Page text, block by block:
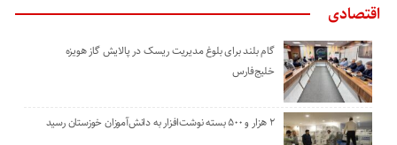
اقتصادی
گام بلند برای بلوغ مدیریت ریسک در پالایش گاز هویزه
خلیج‌فارس
۲ هزار و ۵۰۰ بسته نوشت‌افزار به دانش‌آموزان خوزستان رسید